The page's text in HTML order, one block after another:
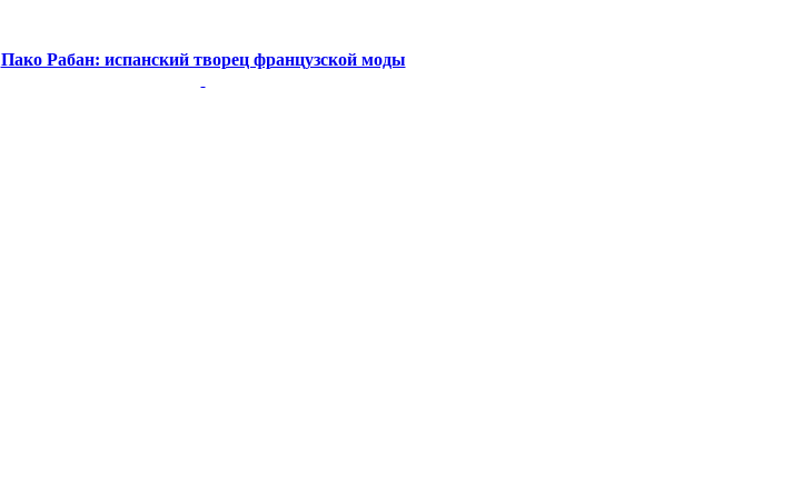
Пако Рабан: испанский творец французской моды